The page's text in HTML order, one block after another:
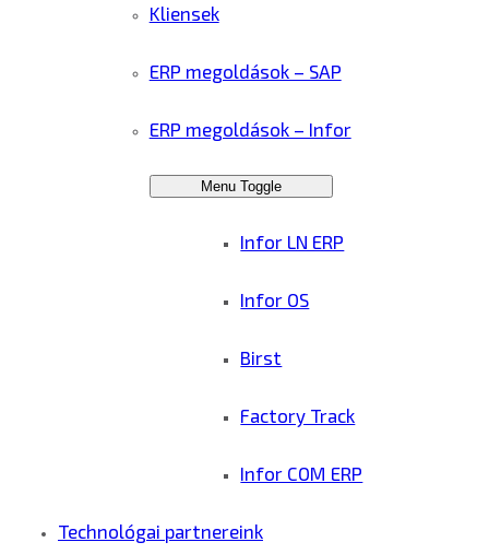
Kliensek
ERP megoldások – SAP
ERP megoldások – Infor
Menu Toggle
Infor LN ERP
Infor OS
Birst
Factory Track
Infor COM ERP
Technológai partnereink